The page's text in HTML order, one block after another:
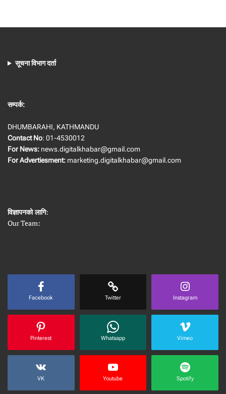
सूचना विभाग दर्ता
सम्पर्क:
DHUMBARAHI, KATHMANDU
Contact No: 01-4530012
For News: news.digitalkhabar@gmail.com
For Advertiesment: marketing.digitalkhabar@gmail.com
विज्ञापनको लागि:
Our Team:
Facebook Twitter Instagram
Pinterest Whatsapp Vimeo
VK Youtube Spotify